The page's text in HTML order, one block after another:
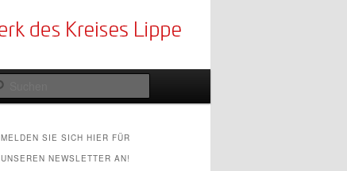
MELDEN SIE SICH HIER FÜR
UNSEREN NEWSLETTER AN!